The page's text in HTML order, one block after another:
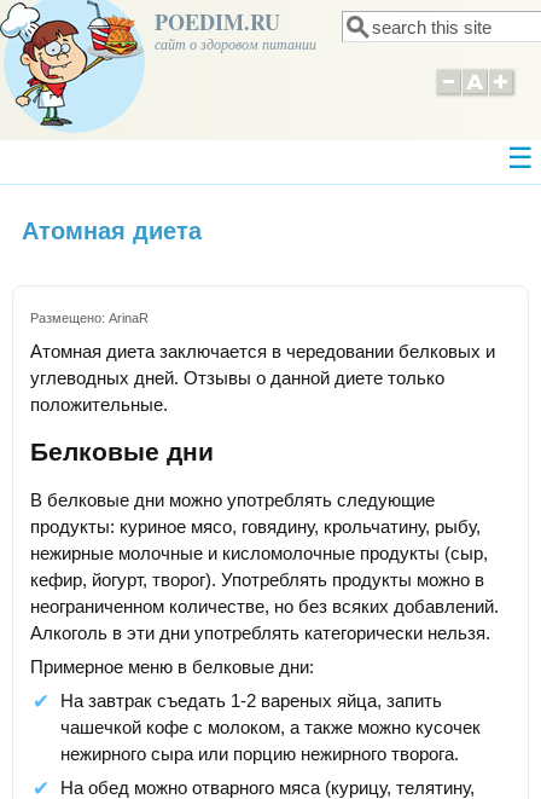
POEDIM.RU
сайт о здоровом питании Форма поиска
Поиск
Атомная диета
Размещено: ArinaR
Атомная диета заключается в чередовании белковых и
углеводных дней. Отзывы о данной диете только
положительные.
Белковые дни
В белковые дни можно употреблять следующие
продукты: куриное мясо, говядину, крольчатину, рыбу,
нежирные молочные и кисломолочные продукты (сыр,
кефир, йогурт, творог). Употреблять продукты можно в
неограниченном количестве, но без всяких добавлений.
Алкоголь в эти дни употреблять категорически нельзя.
Примерное меню в белковые дни:
На завтрак съедать 1-2 вареных яйца, запить
чашечкой кофе с молоком, а также можно кусочек
нежирного сыра или порцию нежирного творога.
На обед можно отварного мяса (курицу, телятину,